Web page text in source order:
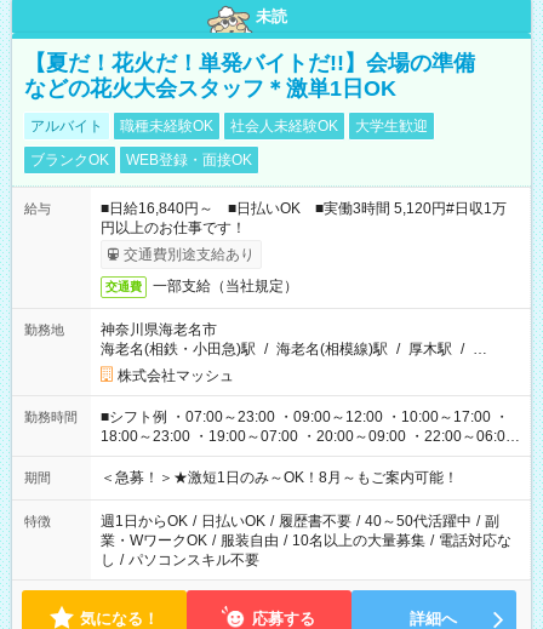
未読
【夏だ！花火だ！単発バイトだ!!】会場の準備
などの花火大会スタッフ＊激単1日OK
アルバイト 職種未経験OK 社会人未経験OK
大学生歓迎
ブランクOK
WEB登録・面接OK
給与
■日給16,840円～ ■日払いOK ■実働3時間 5,120円#日収1万
円以上のお仕事です！
交通費別途支給あり
交通費 一部支給（当社規定）
勤務地
神奈川県海老名市
海老名(相鉄・小田急)駅 / 海老名(相模線)駅 / 厚木駅 / …
株式会社マッシュ
勤務時間
■シフト例 ・07:00～23:00 ・09:00～12:00 ・10:00～17:00 ・
18:00～23:00 ・19:00～07:00 ・20:00～09:00 ・22:00～06:00
etc ★最短3時間で5,120円のお仕事から／15時間で2万円近く稼
げるお仕事も！ ご希望のお時間に合わせてご紹介！ ※シフトは
ください！
期間 ＜急募！＞★激短1日のみ～OK！8月～もご案内可能！
特徴 週1日からOK / 日払いOK / 履歴書不要 / 40～50代活躍中 / 副
業・WワークOK / 服装自由 / 10名以上の大量募集 / 電話対応な
し / パソコンスキル不要
気になる！ 応募する 詳細へ